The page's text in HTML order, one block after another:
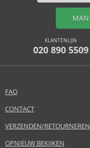
MAN
KLANTENLIJN
020 890 5509
FAQ
CONTACT
VERZENDEN/RETOURNEREN
OPNIEUW BEKIJKEN